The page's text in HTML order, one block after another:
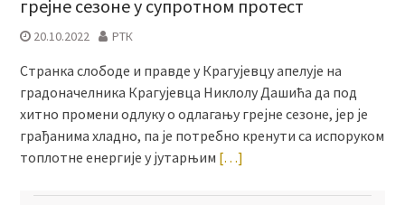
грејне сезоне у супротном протест
20.10.2022 РТК
Странка слободе и правде у Крагујевцу апелује на
градоначелника Крагујевца Никлолу Дашића да под
хитно промени одлуку о одлагању грејне сезоне, јер је
грађанима хладно, па је потребно кренути са испоруком
топлотне енергије у јутарњим […]